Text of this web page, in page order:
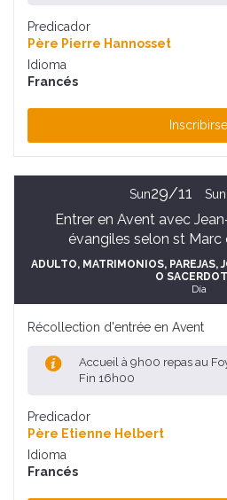
Predicador
Père Pierre Hannosset
Idioma
Francés
Inscribirse
Sun29/11 Sun
Entrer en Avent avec
évangiles selon st Marc
ADULTO, MATRIMONIOS, PAREJAS,
O
Día
Récollection d'entrée en Avent
Accueil à 9h00 repas au
Fin 16h00
Predicador
Père Etienne Helbert
Idioma
Francés